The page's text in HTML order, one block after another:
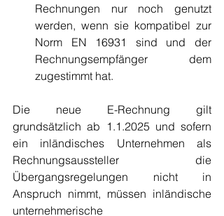
Rechnungen nur noch genutzt
werden, wenn sie kompatibel zur
Norm EN 16931 sind und der
Rechnungsempfänger dem
zugestimmt hat.
Die neue E-Rechnung gilt
grundsätzlich ab 1.1.2025 und sofern
ein inländisches Unternehmen als
Rechnungsaussteller die
Übergangsregelungen nicht in
Anspruch nimmt, müssen inländische